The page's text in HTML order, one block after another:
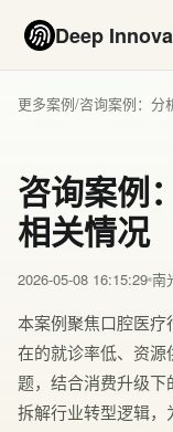
Deep
更多案例/咨询案例：分
咨询案例
相关情况
2026-05-08 16:15:29 南
本案例聚焦口腔医
在的就诊率低、资
题，结合消费升级
拆解行业转型逻辑，